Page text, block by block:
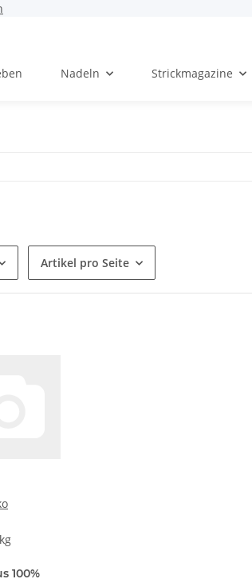
Nadeln Strickmagazine
Artikel pro Seite
100%